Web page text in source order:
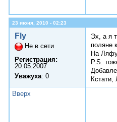
23 июня, 2010 - 02:23
Fly
Не в сети
Регистрация:
20.05.2007
Уважуха: 0
Эх, а я
поляне
На
P.S.
Кстати,
Вверх